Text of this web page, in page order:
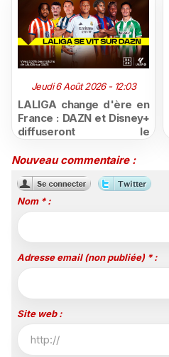
Jeudi 6 Août 2026 - 12:03
LALIGA change d'ère en
France : DAZN et Disney+
diffuseront le
jusqu'en 2029, un revers
Nouveau commentaire :
Nom * :
Adresse email (non publiée) * :
Site web :